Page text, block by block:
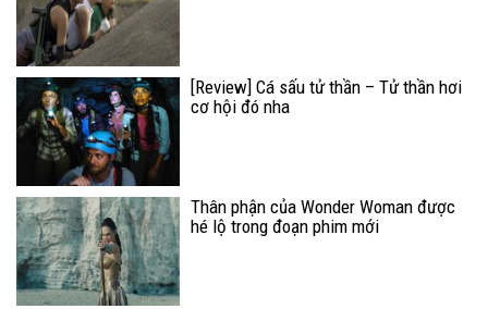
[Review] Cá sấu tử thần – Tử thần hơi
cơ hội đó nha
Thân phận của Wonder Woman được
hé lộ trong đoạn phim mới